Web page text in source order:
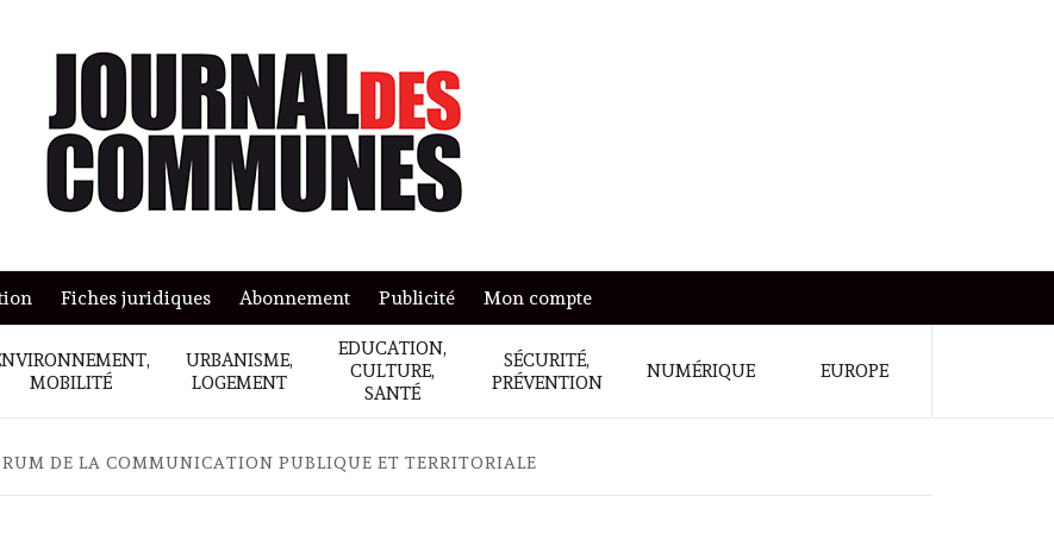
Fiches juridiques Abonnement Publicité Mon compte
MOBILITÉ
URBANISME,
LOGEMENT
EDUCATION,
CULTURE,
SANTÉ
SÉCURITÉ,
PRÉVENTION
NUMÉRIQUE EUROPE
DE LA COMMUNICATION PUBLIQUE ET TERRITORIALE